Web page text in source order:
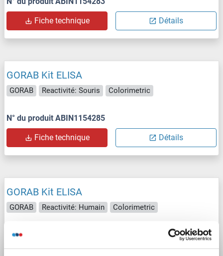
Fiche technique Détails
GORAB Kit ELISA
GORAB Reactivité: Souris Colorimetric
N° du produit ABIN1154285
Fiche technique Détails
GORAB Kit ELISA
GORAB Reactivité: Humain Colorimetric
N° du produit ABIN1154284